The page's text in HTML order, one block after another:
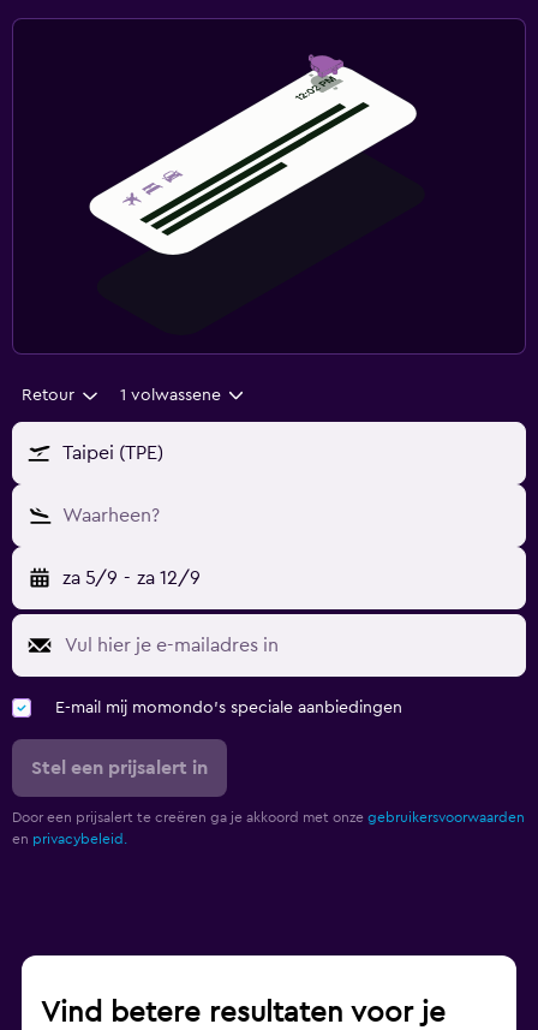
Retour 1 volwassene
Taipei (TPE)
Waarheen?
za 5/9 - za 12/9
E-mail mij momondo's speciale aanbiedingen
Stel een prijsalert in
Door een prijsalert te creëren ga je akkoord met onze gebruikersvoorwaarden
en privacybeleid.
Vind betere resultaten voor je